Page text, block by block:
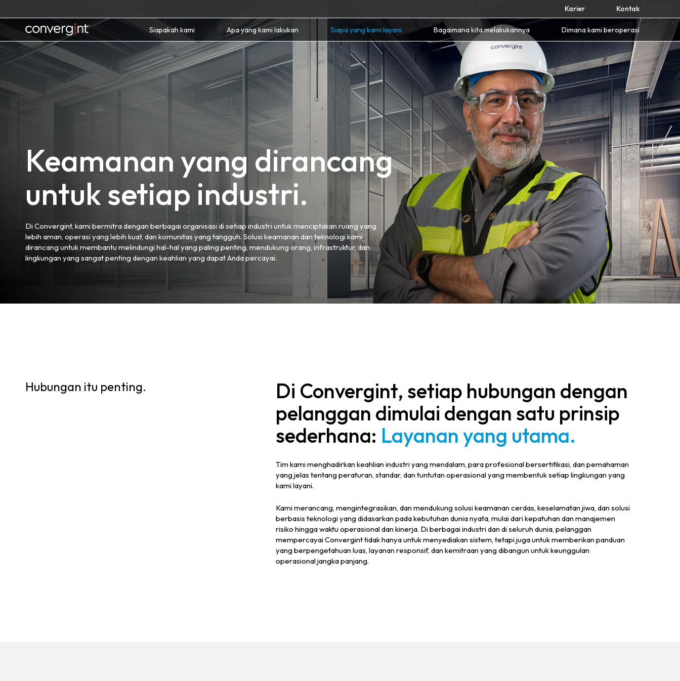
to
Karier Kontak
Home Siapakah kami Apa yang kami lakukan Siapa yang kami layani Bagaimana kita melakukannya Dimana kami beroperasi
Keamanan yang dirancang
untuk setiap industri.
Di Convergint, kami bermitra dengan berbagai organisasi di setiap industri untuk menciptakan ruang yang
lebih aman, operasi yang lebih kuat, dan komunitas yang tangguh. Solusi keamanan dan teknologi kami
dirancang untuk membantu melindungi hal-hal yang paling penting, mendukung orang, infrastruktur, dan
lingkungan yang sangat penting dengan keahlian yang dapat Anda percayai.
Hubungan itu penting.
Di Convergint, setiap hubungan dengan
pelanggan dimulai dengan satu prinsip
sederhana: Layanan yang utama.
Tim kami menghadirkan keahlian industri yang mendalam, para profesional bersertifikasi, dan pemahaman
yang jelas tentang peraturan, standar, dan tuntutan operasional yang membentuk setiap lingkungan yang
kami layani.
Kami merancang, mengintegrasikan, dan mendukung solusi keamanan cerdas, keselamatan jiwa, dan solusi
berbasis teknologi yang didasarkan pada kebutuhan dunia nyata, mulai dari kepatuhan dan manajemen
risiko hingga waktu operasional dan kinerja. Di berbagai industri dan di seluruh dunia, pelanggan
mempercayai Convergint tidak hanya untuk menyediakan sistem, tetapi juga untuk memberikan panduan
yang berpengetahuan luas, layanan responsif, dan kemitraan yang dibangun untuk keunggulan
operasional jangka panjang.